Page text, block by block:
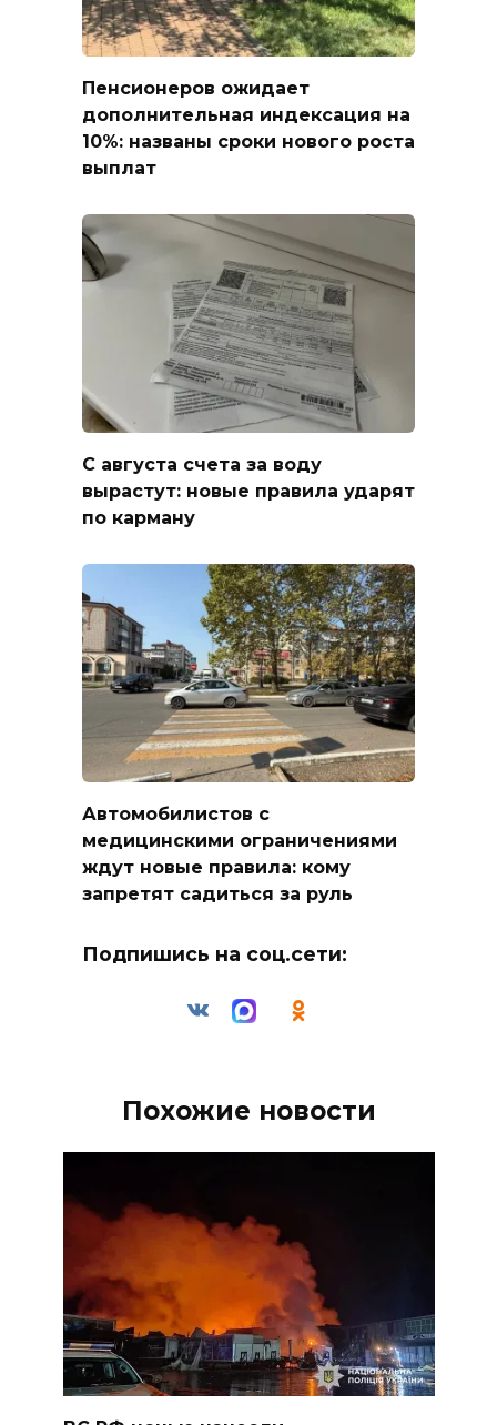
Пенсионеров ожидает
дополнительная индексация на
10%: названы сроки нового роста
выплат
С августа счета за воду
вырастут: новые правила ударят
по карману
Автомобилистов с
медицинскими ограничениями
ждут новые правила: кому
запретят садиться за руль
Подпишись на соц.сети:
Похожие новости